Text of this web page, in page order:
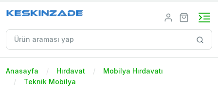
Anasayfa Hırdavat
Mobilya Hırdavatı
Teknik Mobilya